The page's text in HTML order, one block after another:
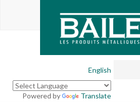
English
Powered by Translate